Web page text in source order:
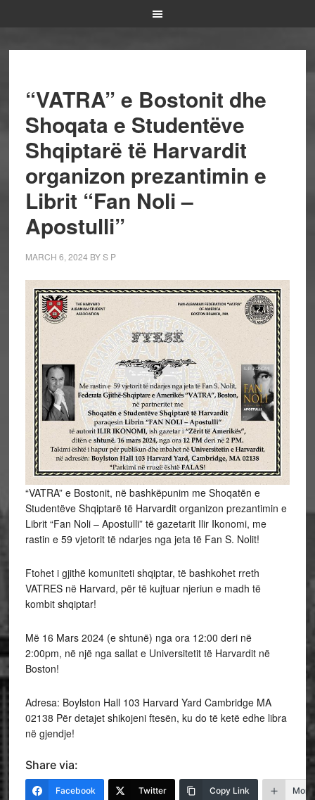
“VATRA” e Bostonit dhe
Shoqata e Studentëve
Shqiptarë të Harvardit
organizon prezantimin e
Librit “Fan Noli –
Apostulli”
MARCH 6, 2024 BYS P
“VATRA” e Bostonit, në bashkëpunim me Shoqatën e
Studentëve Shqiptarë të Harvardit organizon prezantimin e
Librit “Fan Noli – Apostulli” të gazetarit Ilir Ikonomi, me
rastin e 59 vjetorit të ndarjes nga jeta të Fan S. Nolit!
Ftohet i gjithë komuniteti shqiptar, të bashkohet rreth
VATRES në Harvard, për të kujtuar njeriun e madh të
kombit shqiptar!
Më 16 Mars 2024 (e shtunë) nga ora 12:00 deri në
2:00pm, në një nga sallat e Universitetit të Harvardit në
Boston!
Adresa: Boylston Hall 103 Harvard Yard Cambridge MA
02138 Për detajet shikojeni ftesën, ku do të ketë edhe libra
në gjendje!
Share via:
Facebook Twitter Copy Link More